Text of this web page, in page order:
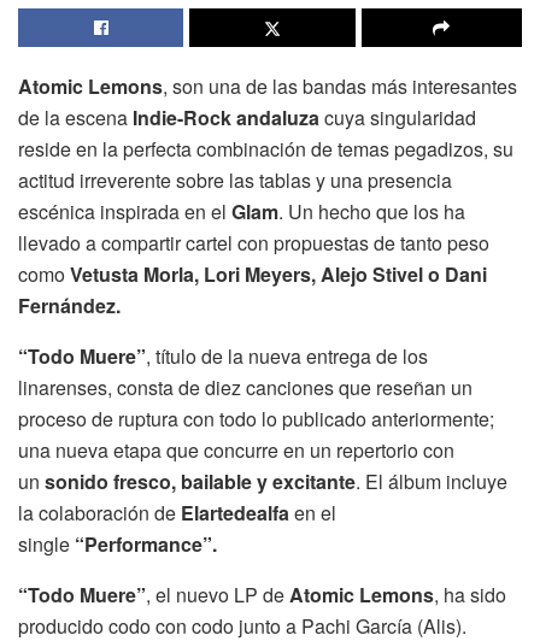
Atomic Lemons, son una de las bandas más interesantes
de la escena Indie-Rock andaluzacuya singularidad
reside en la perfecta combinación de temas pegadizos, su
actitud irreverente sobre las tablas y una presencia
escénica inspirada en el Glam. Un hecho que los ha
llevado a compartir cartel con propuestas de tanto peso
comoVetusta Morla, Lori Meyers, Alejo Stivel o Dani
Fernández.
“Todo Muere”, título de la nueva entrega de los
linarenses, consta de diez canciones que reseñan un
proceso de ruptura con todo lo publicado anteriormente;
una nueva etapa que concurre en un repertorio con
un sonido fresco, bailable y excitante. El álbum incluye
la colaboración de Elartedealfaen el
single “Performance”.
“Todo Muere”, el nuevo LP deAtomic Lemons, ha sido
producido codo con codo junto a Pachi García (Alis).